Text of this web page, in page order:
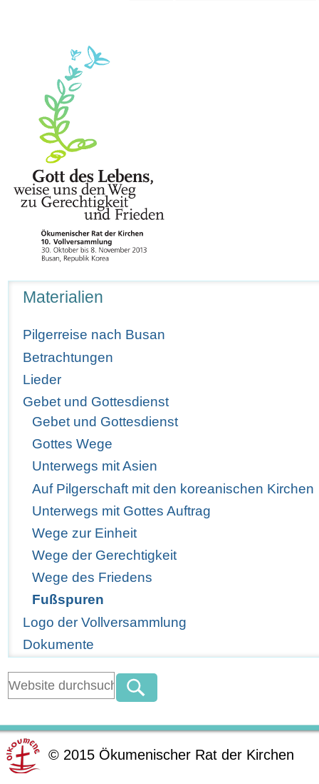
Materialien
Pilgerreise nach Busan
Betrachtungen
Lieder
Gebet und Gottesdienst
Gebet und Gottesdienst
Gottes Wege
Unterwegs mit Asien
Auf Pilgerschaft mit den koreanischen Kirchen
Unterwegs mit Gottes Auftrag
Wege zur Einheit
Wege der Gerechtigkeit
Wege des Friedens
Fußspuren
Logo der Vollversammlung
Dokumente
© 2015 Ökumenischer Rat der Kirchen